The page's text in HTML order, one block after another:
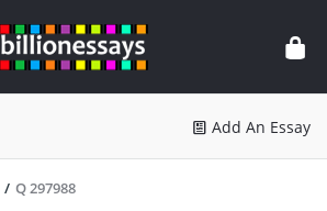
Essays
Add An Essay
/ Q 297988